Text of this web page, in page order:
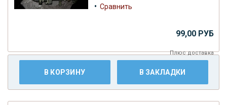
• Сравнить
99,00 РУБ
Плюсдоставка
В КОРЗИНУ В ЗАКЛАДКИ